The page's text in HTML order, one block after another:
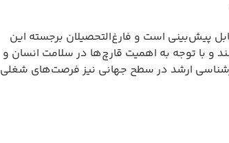
پیش‌بینی است و فارغ‌التحصیلان برجسته این
و با توجه به اهمیت قارچ‌ها در سلامت انسان و
ارشد در سطح جهانی نیز فرصت‌های شغلی